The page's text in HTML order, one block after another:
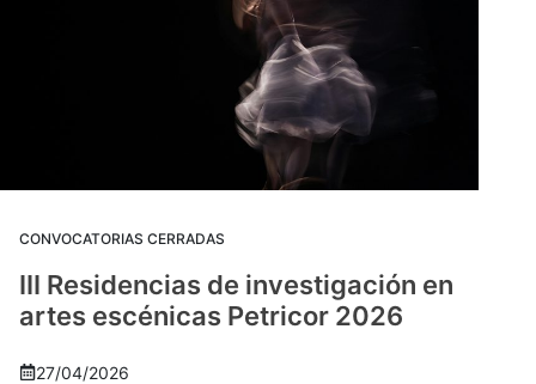
CONVOCATORIAS CERRADAS
III Residencias de investigación en
artes escénicas Petricor 2026
27/04/2026